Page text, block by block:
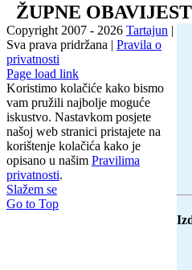
ŽUPNE
Copyright 2007 - 2026 Tartajun |
Sva prava pridržana | Pravila o
privatnosti
Page load link
Koristimo kolačiće kako bismo
vam pružili najbolje moguće
iskustvo. Nastavkom posjete
našoj web stranici pristajete na
korištenje kolačića kako je
opisano u našim Pravilima
privatnosti.
Slažem se
Go to Top